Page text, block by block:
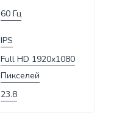
60 Гц
IPS
Full HD 1920x1080
Пикселей
23.8